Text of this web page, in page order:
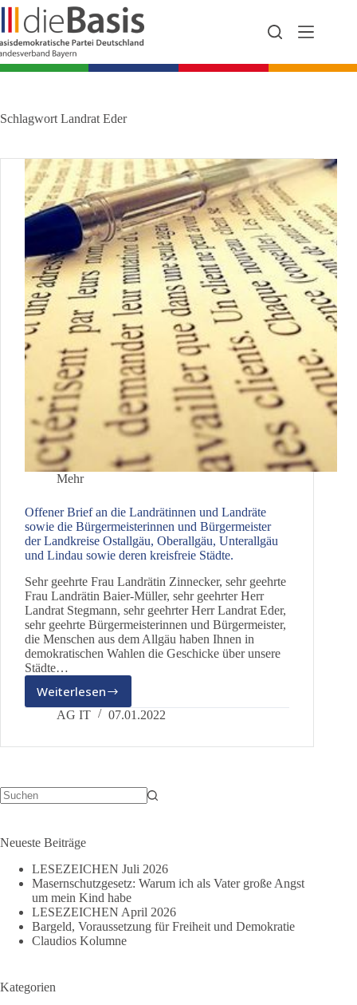
Zum
Inhalt
springen
Schlagwort Landrat Eder
Mehr
Offener Brief an die Landrätinnen und Landräte
sowie die Bürgermeisterinnen und Bürgermeister
der Landkreise Ostallgäu, Oberallgäu, Unterallgäu
und Lindau sowie deren kreisfreie Städte.
Sehr geehrte Frau Landrätin Zinnecker, sehr geehrte
Frau Landrätin Baier-Müller, sehr geehrter Herr
Landrat Stegmann, sehr geehrter Herr Landrat Eder,
sehr geehrte Bürgermeisterinnen und Bürgermeister,
die Menschen aus dem Allgäu haben Ihnen in
demokratischen Wahlen die Geschicke über unsere
Städte…
Weiterlesen
Offener
Brief
die
Bürgermeisterinnen
Bürgermeister
der
Landkreise
Ostallgäu,
Oberallgäu,
AG IT 07.01.2022
Neueste Beiträge
LESEZEICHEN Juli 2026
Masernschutzgesetz: Warum ich als Vater große Angst
um mein Kind habe
LESEZEICHEN April 2026
Bargeld, Voraussetzung für Freiheit und Demokratie
Claudios Kolumne
Kategorien